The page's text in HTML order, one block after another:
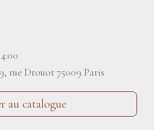
rue Drouot 75009 Paris
au catalogue